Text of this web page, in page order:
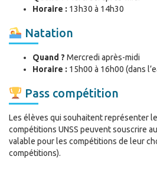
Horaire : 13h30 à 14h30
Natation
Quand ? Mercredi après-midi
Horaire : 15h00 à 16h00 (dans
Pass compétition
Les élèves qui souhaitent représenter
compétitions UNSS peuvent souscrire au
valable pour les compétitions de leur
compétitions).